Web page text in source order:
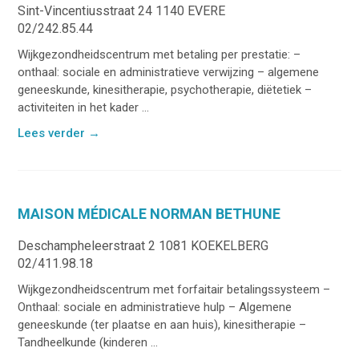
Sint-Vincentiusstraat 24 1140 EVERE
02/242.85.44
Wijkgezondheidscentrum met betaling per prestatie: –
onthaal: sociale en administratieve verwijzing – algemene
geneeskunde, kinesitherapie, psychotherapie, diëtetiek –
activiteiten in het kader ...
Lees verder →
MAISON MÉDICALE NORMAN BETHUNE
Deschampheleerstraat 2 1081 KOEKELBERG
02/411.98.18
Wijkgezondheidscentrum met forfaitair betalingssysteem –
Onthaal: sociale en administratieve hulp – Algemene
geneeskunde (ter plaatse en aan huis), kinesitherapie –
Tandheelkunde (kinderen ...